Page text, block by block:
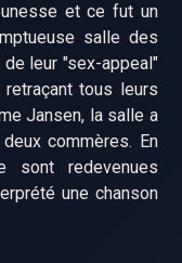
et ce fut un
salle des
leur "sex-appeal"
tous leurs
Jansen, la salle a
commères. En
sont redevenues
une chanson